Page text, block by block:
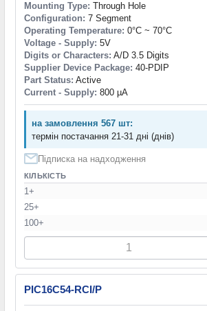
Mounting Type: Through Hole
Configuration: 7 Segment
Operating Temperature: 0°C ~ 70°C
Voltage - Supply: 5V
Digits or Characters: A/D 3.5 Digits
Supplier Device Package: 40-PDIP
Part Status: Active
Current - Supply: 800 µA
на замовлення 567 шт:
термін постачання 21-31 дні (днів)
Підписка на надходження
КІЛЬКІСТЬ
1+
25+
100+
PIC16C54-RCI/P